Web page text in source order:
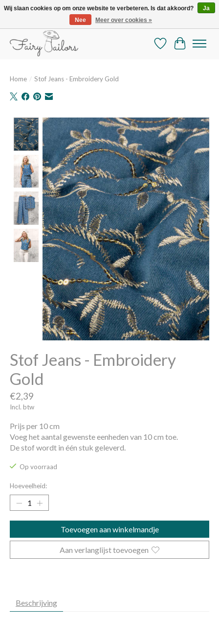
De mooiste online selectie stoffen en mercerie
Verlanglijst
Home / Stof Jeans - Embroidery Gold
Product image slideshow Items
Stof Jeans - Embroidery
Gold
€2,39
Incl. btw
Prijs per 10 cm
Voeg het aantal gewenste eenheden van 10 cm toe.
De stof wordt in één stuk geleverd.
Op voorraad
Hoeveelheid:
Toevoegen aan winkelmandje
Aan verlanglijst toevoegen
Beschrijving
Wij slaan cookies op om onze website te verbeteren. Is dat akkoord?
Ja
Nee
Meer over cookies »